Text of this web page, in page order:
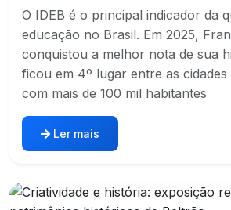
O IDEB é o principal indicador da
educação no Brasil. Em 2025,
conquistou a melhor nota de sua
ficou em 4º lugar entre as cidades
com mais de 100 mil habitantes
Ler mais